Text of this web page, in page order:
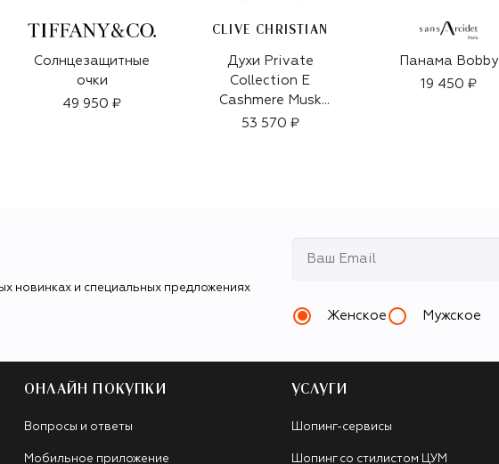
Солнцезащитные
очки
49 950 ₽
CLIVE CHRISTIAN
Духи Private
Collection E
Cashmere Musk
(50ml)
53 570 ₽
Панама Bobby
19 450 ₽
новинках и специальных предложениях
Женское Мужское
ОНЛАЙН ПОКУПКИ
Вопросы и ответы
Мобильное приложение
УСЛУГИ
Шопинг-сервисы
Шопинг со стилистом ЦУМ